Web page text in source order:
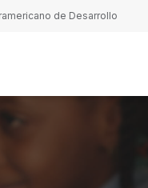
de Desarrollo